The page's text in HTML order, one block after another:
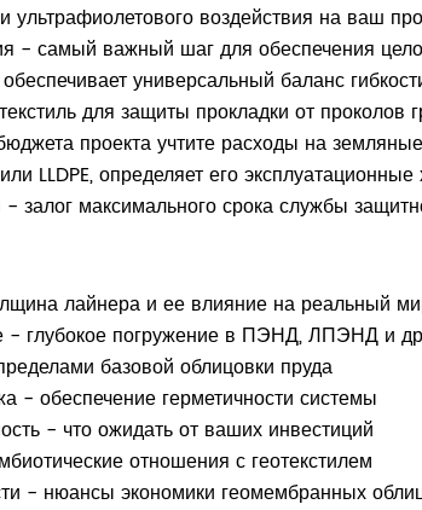
ультрафиолетового воздействия на ваш
- самый важный шаг для обеспечения
универсальный баланс
для защиты прокладки от проколов
проекта учтите расходы на
LLDPE, определяет его эксплуатационные
залог максимального срока службы
лайнера и ее влияние на реальный
- глубокое погружение в ПЭНД, ЛПЭНД и
базовой облицовки пруда
- обеспечение герметичности системы
- что ожидать от ваших инвестиций
отношения с геотекстилем
- нюансы экономики геомембранных